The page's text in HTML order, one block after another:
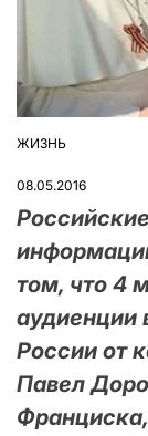
ОПУБЛІКУВАТИ
ЖИЗНЬ
08.05.2016
том, что 4
аудиенции
России от
Павел